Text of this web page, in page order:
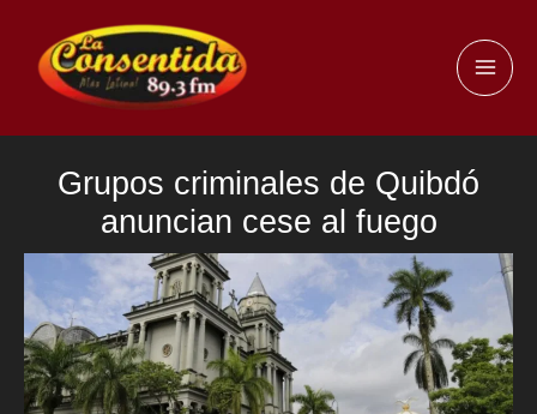
contenido
Grupos criminales de Quibdó
anuncian cese al fuego